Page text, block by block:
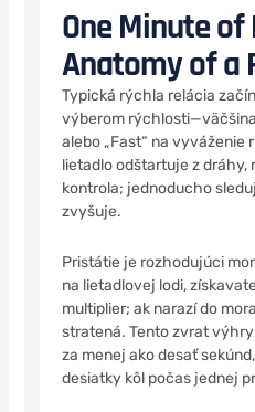
One Minute of
Anatomy of a
Typická rýchla relácia
výberom
alebo „Fast“ na vyváženie
lietadlo odštartuje z dráhy,
kontrola; jednoducho
zvyšuje.
Pristátie je rozhodujúci
na lietadlovej lodi,
multiplier; ak narazí do
stratená. Tento zvrat
za menej ako desať
desiatky kôl počas jednej